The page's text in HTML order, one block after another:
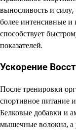
выносливость и силу,
более интенсивные
способствует
показателей.
Ускорение
После тренировки
спортивное питание
Белковые добавки и
мышечные волокна, а